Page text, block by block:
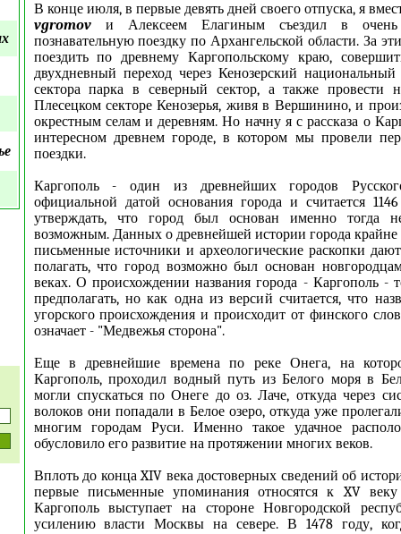
В конце июля, в первые девять дней своего отпуска, я
vgromovи Алексеем Елагиным съездил в очень
познавательную поездку по Архангельской области. За
поездить по древнему Каргопольскому краю,
двухдневный переход через Кенозерский
сектора парка в северный сектор, а также провести
Плесецком секторе Кенозерья, живя в Вершинино, и
окрестным селам и деревням. Но начну я с рассказа о
интересном древнем городе, в котором мы провели
поездки.
Каргополь - один из древнейших городов
официальной датой основания города и считается
утверждать, что город был основан именно тогда не
возможным. Данных о древнейшей истории города
письменные источники и археологические раскопки
полагать, что город возможно был основан
веках. О происхождении названия города - Каргополь
предполагать, но как одна из версий считается, что
угорского происхождения и происходит от финского
означает - "Медвежья сторона".
Еще в древнейшие времена по реке Онега, на
Каргополь, проходил водный путь из Белого моря в
могли спускаться по Онеге до оз. Лаче, откуда через
волоков они попадали в Белое озеро, откуда уже
многим городам Руси. Именно такое удачное
обусловило его развитие на протяжении многих веков.
Вплоть до конца XIV века достоверных сведений об
первые письменные упоминания относятся к XV
Каргополь выступает на стороне Новгородской
усилению власти Москвы на севере. В 1478 году,